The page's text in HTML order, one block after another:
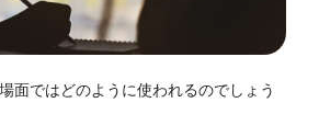
面ではどのように使われるのでしょう